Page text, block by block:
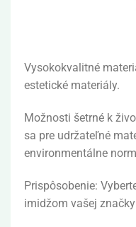
Vysokokvalitné
estetické materiály.
Možnosti šetrné k
sa pre udržateľné
environmentálne
Prispôsobenie:
imidžom vašej